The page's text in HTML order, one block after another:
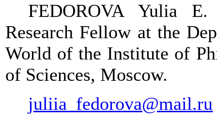
FEDOROVA Yulia
Research Fellow at the
World of the Institute of
of Sciences, Moscow.
juliia_fedorova@mail.ru